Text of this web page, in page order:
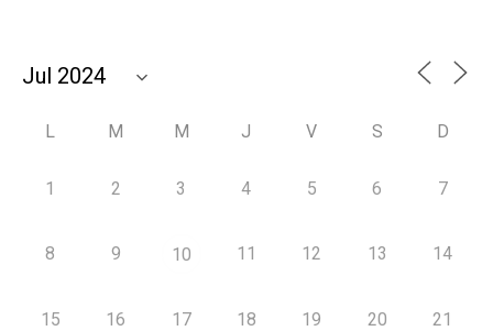
L M M J V S D
1 2 3 4 5 6 7
8 9 10 11 12 13 14
15 16 17 18 19 20 21